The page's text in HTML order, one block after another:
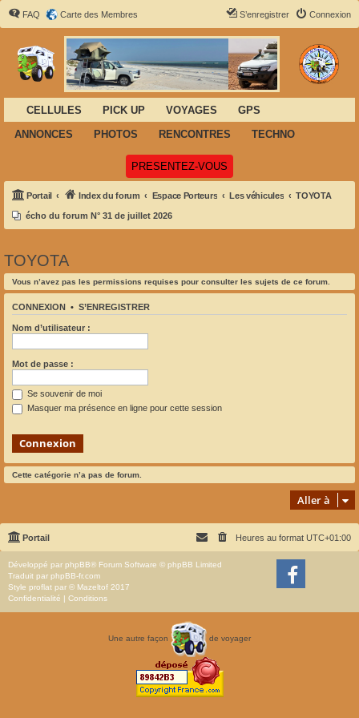
FAQ Carte des Membres Connexion
S’enregistrer
CELLULES PICK UP VOYAGES
GPS
ANNONCES
PHOTOS RENCONTRES TECHNO
PRESENTEZ-VOUS
Portail Index du forum Espace Porteurs Les véhicules TOYOTA
écho du forum N° 31 de juillet 2026
TOYOTA
Vous n’avez pas les permissions requises pour consulter les sujets de ce forum.
CONNEXION • S’ENREGISTRER
Nom d’utilisateur :
Mot de passe :
Se souvenir de moi
Masquer ma présence en ligne pour cette session
Cette catégorie n’a pas de forum.
Aller à
Portail Heures au format UTC+01:00
Développé par phpBB® Forum Software © phpBB Limited
Traduit par phpBB-fr.com
Style proflat par © Mazeltof 2017
Confidentialité | Conditions
Une autre façon de voyager